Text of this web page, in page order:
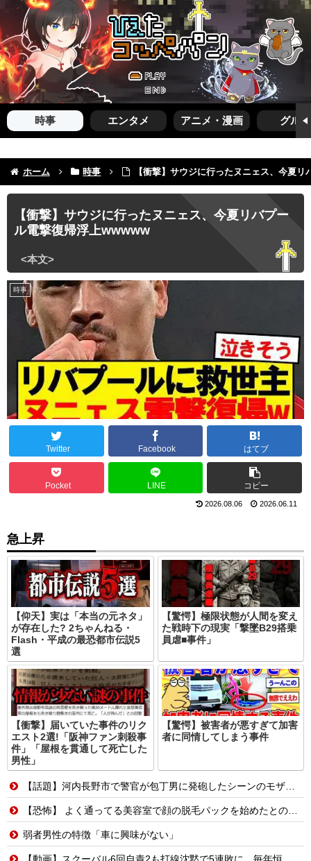
時事 エンタメ アニメ・漫画 グルメ
ホーム 時事 【衝撃】サウジに行ったヌニェス、今夏
【衝撃】サウジに行ったヌニェス、今夏リバプー
ル電撃復帰浮上wwwww
時事
Twitter Facebook はてブ
Pocket LINE コピー
2026.08.06 2026.06.11
急上昇
【仰天】実は「本当の元ネタ」
が存在した? 2ちゃんねる・
Flash・平成の最恐都市伝説5
選
【驚愕】極限状態が人間を変え
た戦時下の現実「撃墜B29搭乗
員虐■事件」
【衝撃】届いていた事件のリク
エスト2選!「阪神ファン刺殺事
件」「屋根を貫通して死亡した
男性」
【驚愕】被害者が悪すぎて加害
者に同情してしまう事件
【話題】河内長野市で警官が包丁男に発砲したシーンのモザ無し映像が公開される。
【恐怖】 よく通ってる美容室で顔の脱毛パックを始めたとのことだったので試してみることに→パックを顔に塗られた後、鏡を見てみたらそこには・・・
弱者男性の特徴「車に興味がない」